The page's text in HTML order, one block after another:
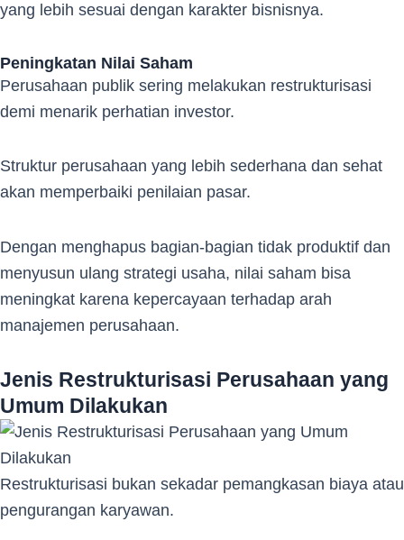
yang lebih sesuai dengan karakter bisnisnya.
Peningkatan Nilai Saham
Perusahaan publik sering melakukan restrukturisasi
demi menarik perhatian investor.
Struktur perusahaan yang lebih sederhana dan sehat
akan memperbaiki penilaian pasar.
Dengan menghapus bagian-bagian tidak produktif dan
menyusun ulang strategi usaha, nilai saham bisa
meningkat karena kepercayaan terhadap arah
manajemen perusahaan.
Jenis Restrukturisasi Perusahaan yang
Umum Dilakukan
Restrukturisasi bukan sekadar pemangkasan biaya atau
pengurangan karyawan.